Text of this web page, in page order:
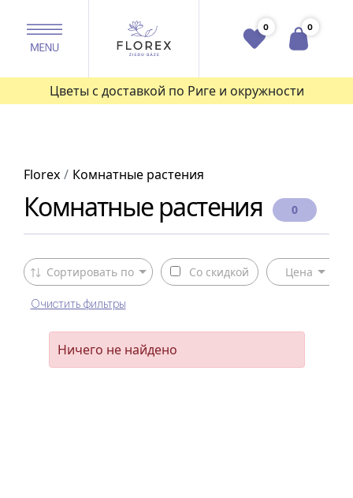
0 0
Цветы с доставкой по Риге и окружности
Florex Комнатные растения
Комнатные растения 0
Сортировать по Со скидкой Цена
Очистить фильтры
Ничего не найдено